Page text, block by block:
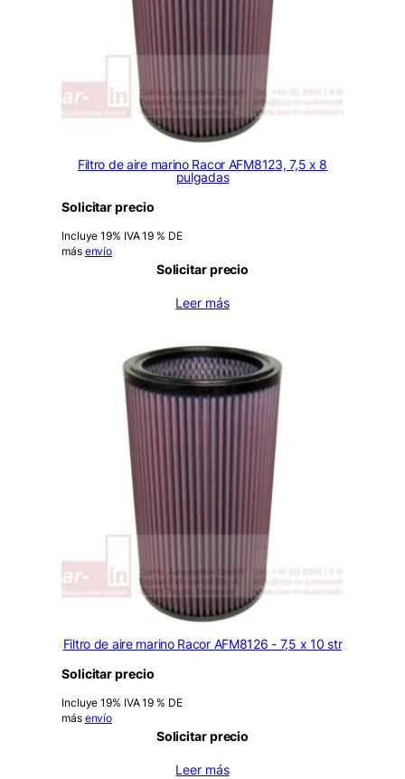
Filtro de aire marino Racor AFM8123, 7,5 x 8
pulgadas
Solicitar precio
Incluye 19% IVA 19 % DE
más envío
Solicitar precio
Leer más
Filtro de aire marino Racor AFM8126 - 7,5 x 10 str
Solicitar precio
Incluye 19% IVA 19 % DE
más envío
Solicitar precio
Leer más